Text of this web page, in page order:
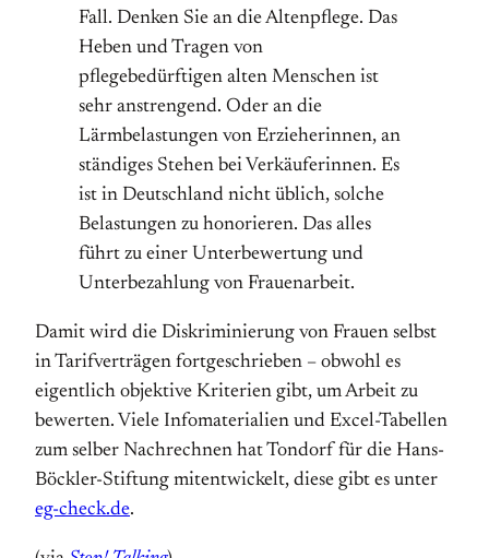
Fall. Denken Sie an die Altenpflege. Das
Heben und Tragen von
pflegebedürftigen alten Menschen ist
sehr anstrengend. Oder an die
Lärmbelastungen von Erzieherinnen, an
ständiges Stehen bei Verkäuferinnen. Es
ist in Deutschland nicht üblich, solche
Belastungen zu honorieren. Das alles
führt zu einer Unterbewertung und
Unterbezahlung von Frauenarbeit.
Damit wird die Diskriminierung von Frauen selbst
in Tarifverträgen fortgeschrieben – obwohl es
eigentlich objektive Kriterien gibt, um Arbeit zu
bewerten. Viele Infomaterialien und Excel-Tabellen
zum selber Nachrechnen hat Tondorf für die Hans-
Böckler-Stiftung mitentwickelt, diese gibt es unter
eg-check.de.